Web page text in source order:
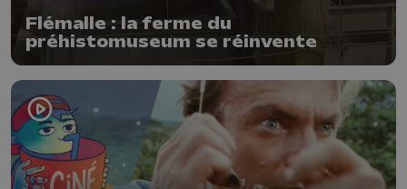
Flémalle : la ferme du
préhistomuseum se réinvente